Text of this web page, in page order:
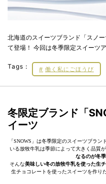
北海道のスイーツブランド「スノ
て登場！ 今回は冬季限定スイーツ
Tags： 働く私にごほうび
冬限定ブランド「
イーツ
「SNOWS」は冬季限定のスイーツブラ
いる放牧牛乳は季節によって大きく品質が
なるのが冬
そんな美味しい冬の放牧牛乳を使った生
生チョコレートを使ったスイーツを作り